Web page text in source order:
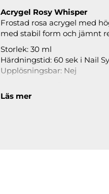
Acrygel Rosy Whisper
Frostad rosa acrygel med
med stabil form och jämnt
Storlek: 30 ml
Härdningstid: 60 sek i Nail
Upplösningsbar: Nej
Läs mer